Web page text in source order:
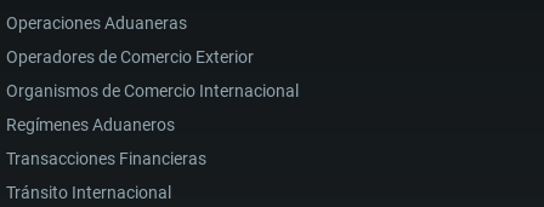
Operaciones Aduaneras
Operadores de Comercio Exterior
Organismos de Comercio Internacional
Regímenes Aduaneros
Transacciones Financieras
Tránsito Internacional